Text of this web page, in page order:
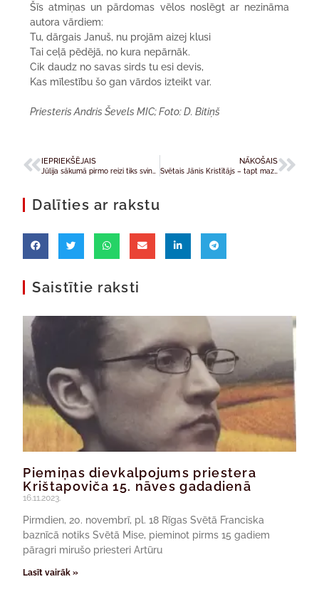
Šīs atmiņas un pārdomas vēlos noslēgt ar nezināma
autora vārdiem:
Tu, dārgais Januš, nu projām aizej klusi
Tai ceļā pēdējā, no kura nepārnāk.
Cik daudz no savas sirds tu esi devis,
Kas mīlestību šo gan vārdos izteikt var.
Priesteris Andris Ševels MIC; Foto: D. Bitiņš
IEPRIEKŠĒJAIS NĀKOŠAIS
Svētais Jānis Kristītājs – tapt mazākam, lai Kungs mūsos kļūst lielāks
Dalīties ar rakstu
Saistītie raksti
Piemiņas dievkalpojums priestera
Krištapoviča 15. nāves gadadienā
16.11.2023.
Pirmdien, 20. novembrī, pl. 18 Rīgas Svētā Franciska
baznīcā notiks Svētā Mise, pieminot pirms 15 gadiem
pāragri mirušo priesteri Artūru
Lasīt vairāk »